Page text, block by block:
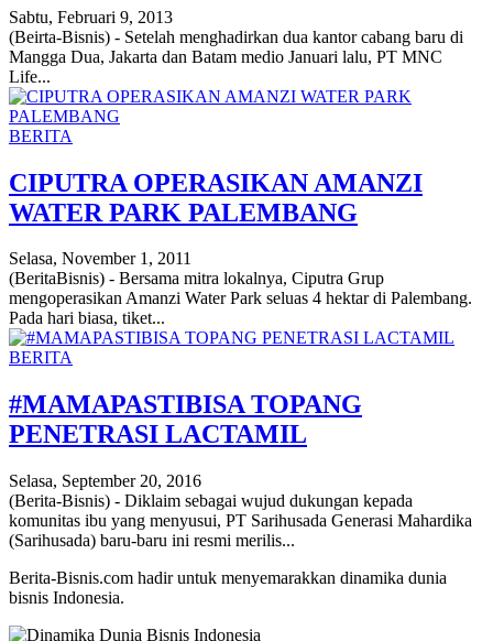
Sabtu, Februari 9, 2013
(Beirta-Bisnis) - Setelah menghadirkan dua kantor cabang baru di
Mangga Dua, Jakarta dan Batam medio Januari lalu, PT MNC
Life...
BERITA
CIPUTRA OPERASIKAN AMANZI
WATER PARK PALEMBANG
Selasa, November 1, 2011
(BeritaBisnis) - Bersama mitra lokalnya, Ciputra Grup
mengoperasikan Amanzi Water Park seluas 4 hektar di Palembang.
Pada hari biasa, tiket...
BERITA
#MAMAPASTIBISA TOPANG
PENETRASI LACTAMIL
Selasa, September 20, 2016
(Berita-Bisnis) - Diklaim sebagai wujud dukungan kepada
komunitas ibu yang menyusui, PT Sarihusada Generasi Mahardika
(Sarihusada) baru-baru ini resmi merilis...
Berita-Bisnis.com hadir untuk menyemarakkan dinamika dunia
bisnis Indonesia.